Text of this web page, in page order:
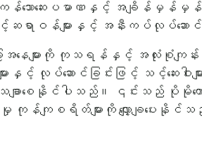
သောဆေးပမာဏနှင့် အချိန်မှန်မှန်ကန်
ဝန်များနှင့် အနီးကပ်လုပ်ဆော
ြေအနေများကို ကုသရန်နှင့် အလုံးစုံကျန်
င့် လုပ်ဆောင်ခြင်းဖြင့် သင့်ဆေးဝါး
ျာစေနိုင်ပါသည်။ ၎င်းသည် ပိုမိုကောင်
က်မှု ကုန်ကျစရိတ်များကို လျှော့ချပေးနိုင်